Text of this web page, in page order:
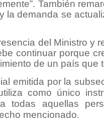
También
la demanda se
del Ministro y
continuar porque
de un país que
emitida por la
como único
todas aquellas
mencionado.